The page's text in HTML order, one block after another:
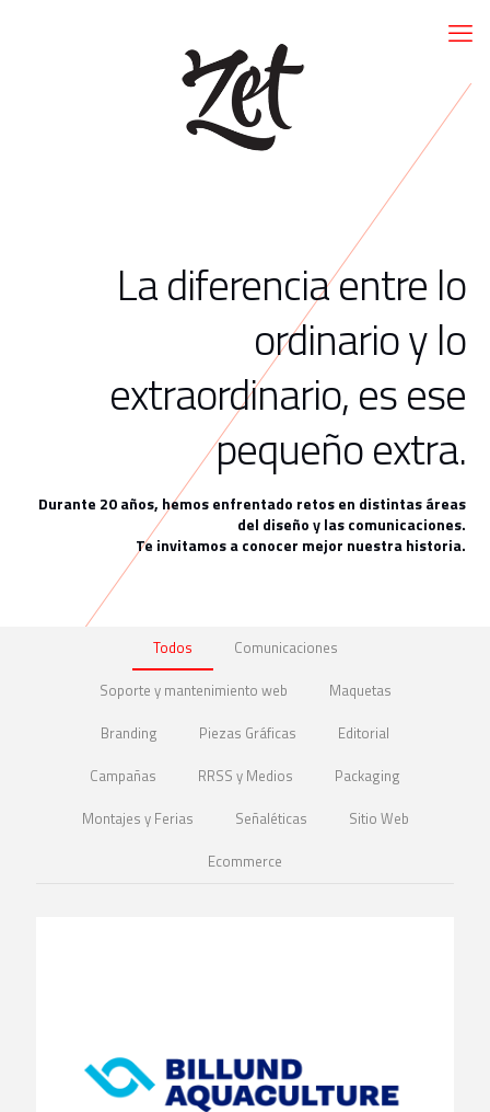
La diferencia entre lo
ordinario y lo
extraordinario, es ese
pequeño extra.
Durante 20 años, hemos enfrentado retos en distintas áreas
del diseño y las comunicaciones.
Te invitamos a conocer mejor nuestra historia.
Todos
Comunicaciones
Soporte y mantenimiento web
Maquetas
Branding
Piezas Gráficas
Editorial
Campañas
RRSS y Medios
Packaging
Montajes y Ferias
Señaléticas
Sitio Web
Ecommerce